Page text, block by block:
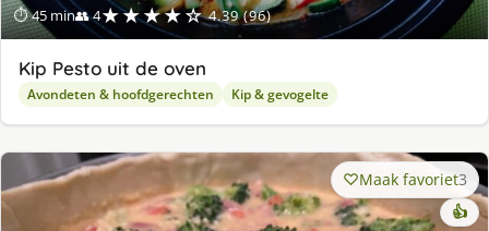
⏱ 45 min👥 4★★★★☆ 4.39 (96)
Kip Pesto uit de oven
Avondeten & hoofdgerechten Kip & gevogelte
Maak favoriet3
👍